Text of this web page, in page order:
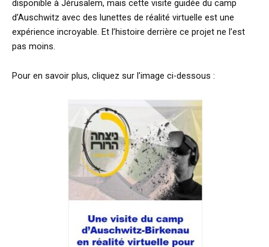
disponible à Jérusalem, mais cette visite guidée du camp
d’Auschwitz avec des lunettes de réalité virtuelle est une
expérience incroyable. Et l’histoire derrière ce projet ne l’est
pas moins.
Pour en savoir plus, cliquez sur l’image ci-dessous :